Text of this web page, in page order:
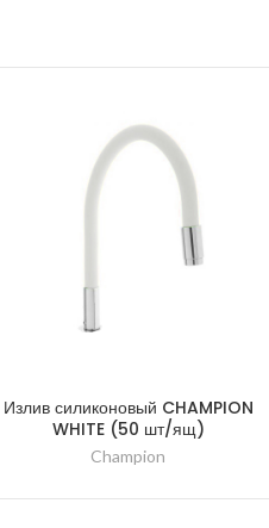
Излив силиконовый CHAMPION
WHITE (50 шт/ящ)
Champion